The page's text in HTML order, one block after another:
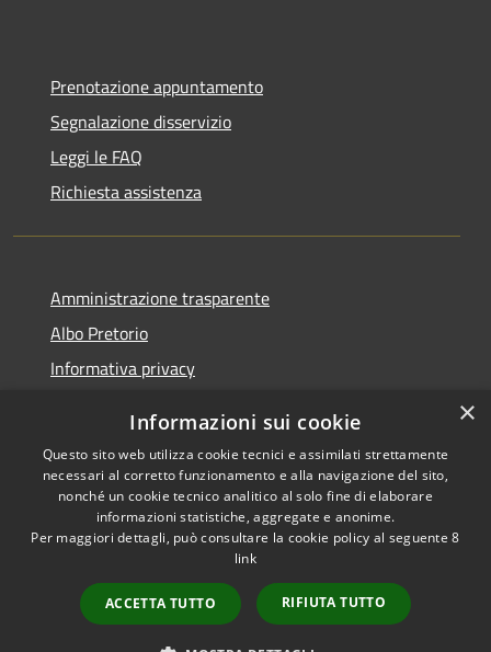
Prenotazione appuntamento
Segnalazione disservizio
Leggi le FAQ
Richiesta assistenza
Amministrazione trasparente
Albo Pretorio
Informativa privacy
Dichiarazione di accessibilità
RSS
Copyright © 2026 • Comune di
Municipium•
Accesso
redazione
×
Informazioni sui cookie
Questo sito web utilizza cookie tecnici e assimilati strettamente
necessari al corretto funzionamento e alla navigazione del sito,
nonché un cookie tecnico analitico al solo fine di elaborare
informazioni statistiche, aggregate e anonime.
Per maggiori dettagli, può consultare la cookie policy al seguente8
link
ACCETTA TUTTO RIFIUTA TUTTO